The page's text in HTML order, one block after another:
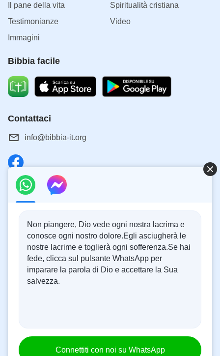
Il pane della vita
Spiritualità cristiana
Testimonianze
Video
Immagini
Bibbia facile
Contattaci
info@bibbia-it.org
Catechismo Online
Abbiamo 24 ore, cioè 1440 minuti al giorno. Ti piacerebbe
da avvicinarti a Lui?
Connettiti con noi su Messenger
Società Biblica di Ginevra. Testo usato con permesso. Tutti i diritti riservati.
Apple and Apple logo are trademarks of Apple Inc. Google Play and the
Non piangere, Dio vede ogni nostra lacrima e
conosce ogni nostro dolore.Egli asciugherà le
nostre lacrime e toglierà ogni sofferenza.Se hai
fede, clicca sul pulsante WhatsApp per
imparare la parola di Dio e accettare la Sua
salvezza.
Connettiti con noi su WhatsApp